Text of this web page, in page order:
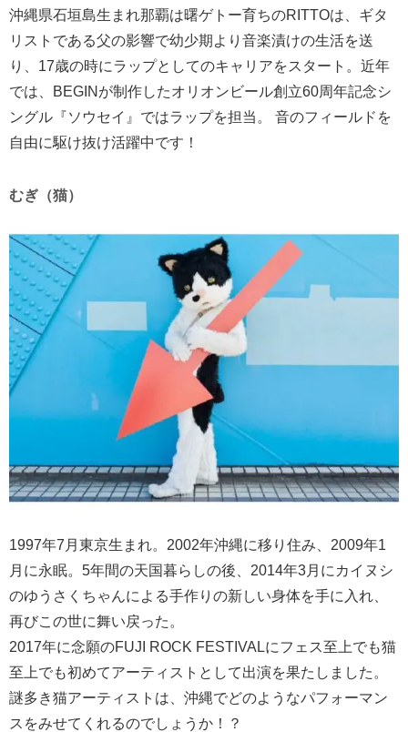
沖縄県石垣島生まれ那覇は曙ゲトー育ちのRITTOは、ギタ
リストである父の影響で幼少期より音楽漬けの生活を送
り、17歳の時にラップとしてのキャリアをスタート。近年
では、BEGINが制作したオリオンビール創立60周年記念シ
ングル『ソウセイ』ではラップを担当。 音のフィールドを
自由に駆け抜け活躍中です！
むぎ（猫）
1997年7月東京生まれ。2002年沖縄に移り住み、2009年1
月に永眠。5年間の天国暮らしの後、2014年3月にカイヌシ
のゆうさくちゃんによる手作りの新しい身体を手に入れ、
再びこの世に舞い戻った。
2017年に念願のFUJI ROCK FESTIVALにフェス至上でも猫
至上でも初めてアーティストとして出演を果たしました。
謎多き猫アーティストは、沖縄でどのようなパフォーマン
スをみせてくれるのでしょうか！？